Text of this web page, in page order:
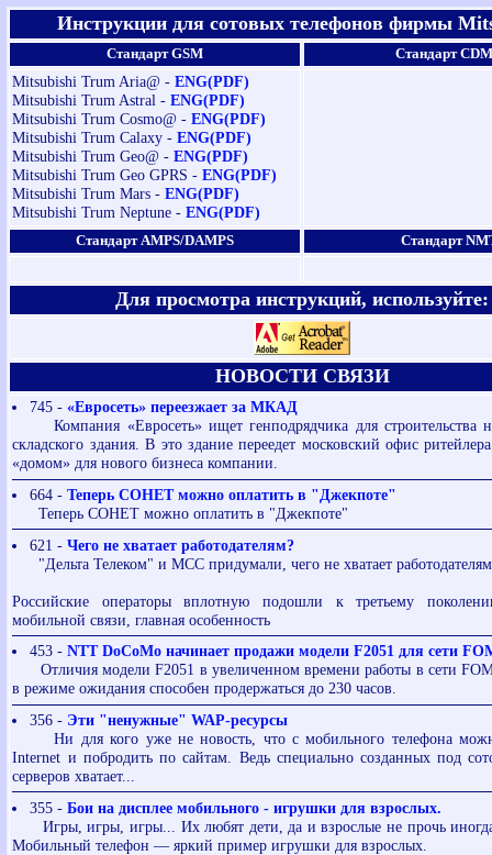
Инструкции для сотовых телефонов фирмы
Стандарт GSM Стандарт
Mitsubishi Trum Aria@ -ENG(PDF)
Mitsubishi Trum Astral -ENG(PDF)
Mitsubishi Trum Cosmo@ -ENG(PDF)
Mitsubishi Trum Calaxy -ENG(PDF)
Mitsubishi Trum Geo@ -ENG(PDF)
Mitsubishi Trum Geo GPRS -ENG(PDF)
Mitsubishi Trum Mars -ENG(PDF)
Mitsubishi Trum Neptune -ENG(PDF)
Стандарт AMPS/DAMPS Стандарт
Для просмотра инструкций, используйте:
НОВОСТИ СВЯЗИ
745 - «Евросеть» переезжает за МКАД
Компания «Евросеть» ищет генподрядчика для строительства
складского здания. В это здание переедет московский офис
«домом» для нового бизнеса компании.
664 - Теперь СОНЕТ можно оплатить в "Джекпоте"
Теперь СОНЕТ можно оплатить в "Джекпоте"
621 - Чего не хватает работодателям?
"Дельта Телеком" и МСС придумали, чего не хватает работодателям
Российские операторы вплотную подошли к третьему
мобильной связи, главная особенность
453 - NTT DoCoMo начинает продажи модели F2051 для сети
Отличия модели F2051 в увеличенном времени работы в сети
в режиме ожидания способен продержаться до 230 часов.
356 - Эти "ненужные" WAP-ресурсы
Ни для кого уже не новость, что с мобильного телефона
Internet и побродить по сайтам. Ведь специально созданных под
серверов хватает...
355 - Бои на дисплее мобильного - игрушки для взрослых.
Игры, игры, игры... Их любят дети, да и взрослые не прочь иногда
Мобильный телефон — яркий пример игрушки для взрослых.